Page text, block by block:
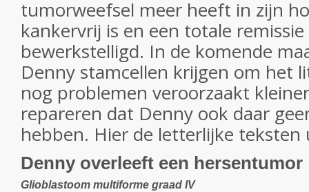
tumorweefsel meer heeft in zijn
kankervrij is en een totale
bewerkstelligd. In de komende
Denny stamcellen krijgen om het
nog problemen veroorzaakt
repareren dat Denny ook daar
hebben. Hier de letterlijke
Denny overleeft een hersentumor
Glioblastoom multiforme graad IV